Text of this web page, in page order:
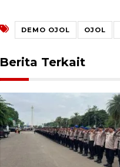
DEMO OJOL OJOL
Berita Terkait